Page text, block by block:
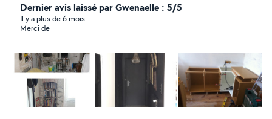
matériaux biosourcés. Sur le chemin vers l'éco-
construction, je vous propose mes services pour des
travaux de rénovation intérieure, petits travaux
finitions,...
Dernier avis laissé par Gwenaelle : 5/5
Il y a plus de 6 mois
Merci de